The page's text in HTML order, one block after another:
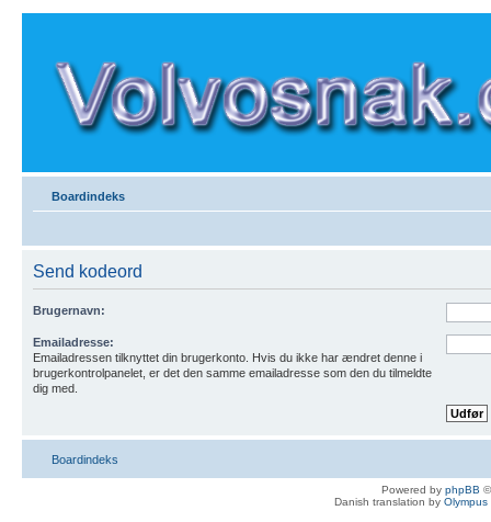
Boardindeks
Send kodeord
Brugernavn:
Emailadresse:
Emailadressen tilknyttet din brugerkonto. Hvis du ikke har ændret denne i
brugerkontrolpanelet, er det den samme emailadresse som den du tilmeldte
dig med.
Boardindeks
Powered by phpBB
Danish translation by Olympus